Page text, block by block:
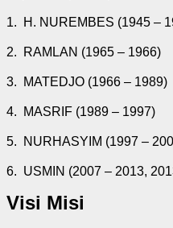
1. H. NUREMBES (1945 –
2. RAMLAN (1965 – 1966)
3. MATEDJO (1966 – 1989)
4. MASRIF (1989 – 1997)
5. NURHASYIM (1997 –
6. USMIN (2007 – 2013,
Visi Misi